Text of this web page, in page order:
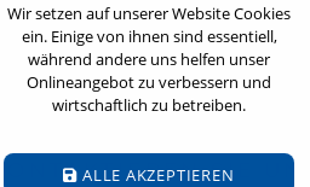
Wir setzen auf unserer Website Cookies
ein. Einige von ihnen sind essentiell,
während andere uns helfen unser
Onlineangebot zu verbessern und
wirtschaftlich zu betreiben.
ALLE AKZEPTIEREN
Kontakt
KONTAKTIEREN SIE UNS